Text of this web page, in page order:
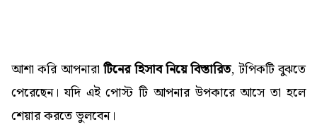
আশা করি আপনারাটিনের হিসাব নিয়ে বিস্তারিত, টপিকটি বুঝতে
পেরেছেন। যদি এই পোস্ট টি আপনার উপকারে আসে তা হলে
শেয়ার করতে ভুলবেন।